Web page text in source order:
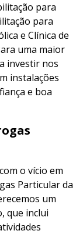
para
para
e Clínica de
uma maior
investir nos
instalações
e boa
o vício em
Particular da
um
que inclui